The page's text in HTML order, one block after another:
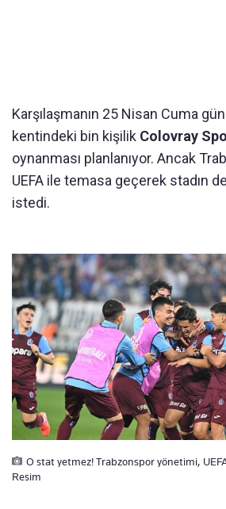
Karşılaşmanın 25 Nisan Cuma
kentindeki bin kişilik Colovray
oynanması planlanıyor. Ancak
UEFA ile temasa geçerek stadın
istedi.
O stat yetmez! Trabzonspor yönetimi,
Resim